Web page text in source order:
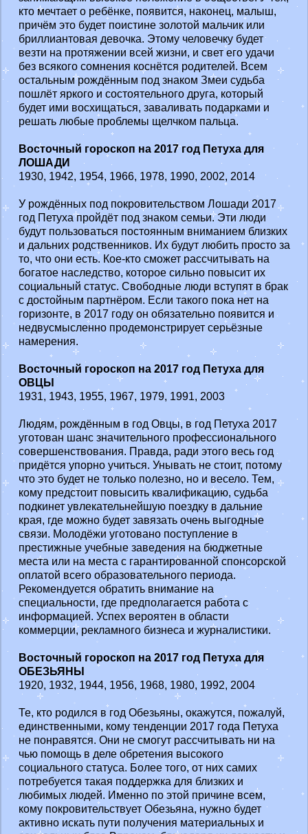
кто мечтает о ребёнке, появится, наконец, малыш,
причём это будет поистине золотой мальчик или
бриллиантовая девочка. Этому человечку будет
везти на протяжении всей жизни, и свет его удачи
без всякого сомнения коснётся родителей. Всем
остальным рождённым под знаком Змеи судьба
пошлёт яркого и состоятельного друга, который
будет ими восхищаться, заваливать подарками и
решать любые проблемы щелчком пальца.
Восточный гороскоп на 2017 год Петуха для
ЛОШАДИ
1930, 1942, 1954, 1966, 1978, 1990, 2002, 2014
У рождённых под покровительством Лошади 2017
год Петуха пройдёт под знаком семьи. Эти люди
будут пользоваться постоянным вниманием близких
и дальних родственников. Их будут любить просто за
то, что они есть. Кое-кто сможет рассчитывать на
богатое наследство, которое сильно повысит их
социальный статус. Свободные люди вступят в брак
с достойным партнёром. Если такого пока нет на
горизонте, в 2017 году он обязательно появится и
недвусмысленно продемонстрирует серьёзные
намерения.
Восточный гороскоп на 2017 год Петуха для
ОВЦЫ
1931, 1943, 1955, 1967, 1979, 1991, 2003
Людям, рождённым в год Овцы, в год Петуха 2017
уготован шанс значительного профессионального
совершенствования. Правда, ради этого весь год
придётся упорно учиться. Унывать не стоит, потому
что это будет не только полезно, но и весело. Тем,
кому предстоит повысить квалификацию, судьба
подкинет увлекательнейшую поездку в дальние
края, где можно будет завязать очень выгодные
связи. Молодёжи уготовано поступление в
престижные учебные заведения на бюджетные
места или на места с гарантированной спонсорской
оплатой всего образовательного периода.
Рекомендуется обратить внимание на
специальности, где предполагается работа с
информацией. Успех вероятен в области
коммерции, рекламного бизнеса и журналистики.
Восточный гороскоп на 2017 год Петуха для
ОБЕЗЬЯНЫ
1920, 1932, 1944, 1956, 1968, 1980, 1992, 2004
Те, кто родился в год Обезьяны, окажутся, пожалуй,
единственными, кому тенденции 2017 года Петуха
не понравятся. Они не смогут рассчитывать ни на
чью помощь в деле обретения высокого
социального статуса. Более того, от них самих
потребуется такая поддержка для близких и
любимых людей. Именно по этой причине всем,
кому покровительствует Обезьяна, нужно будет
активно искать пути получения материальных и